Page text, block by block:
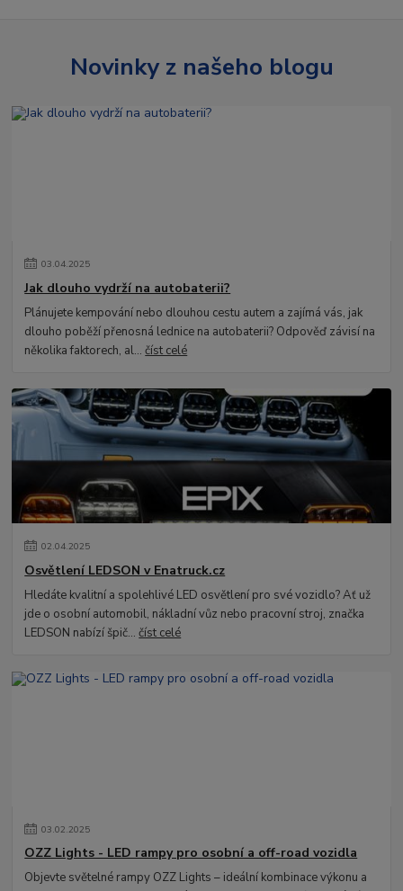
Novinky z našeho blogu
03.04.2025
Jak dlouho vydrží na autobaterii?
Plánujete kempování nebo dlouhou cestu autem a zajímá vás, jak
dlouho poběží přenosná lednice na autobaterii? Odpověď závisí na
několika faktorech, al...číst celé
02.04.2025
Osvětlení LEDSON v Enatruck.cz
Hledáte kvalitní a spolehlivé LED osvětlení pro své vozidlo? Ať už
jde o osobní automobil, nákladní vůz nebo pracovní stroj, značka
LEDSON nabízí špič...číst celé
03.02.2025
OZZ Lights - LED rampy pro osobní a off-road vozidla
Objevte světelné rampy OZZ Lights – ideální kombinace výkonu a